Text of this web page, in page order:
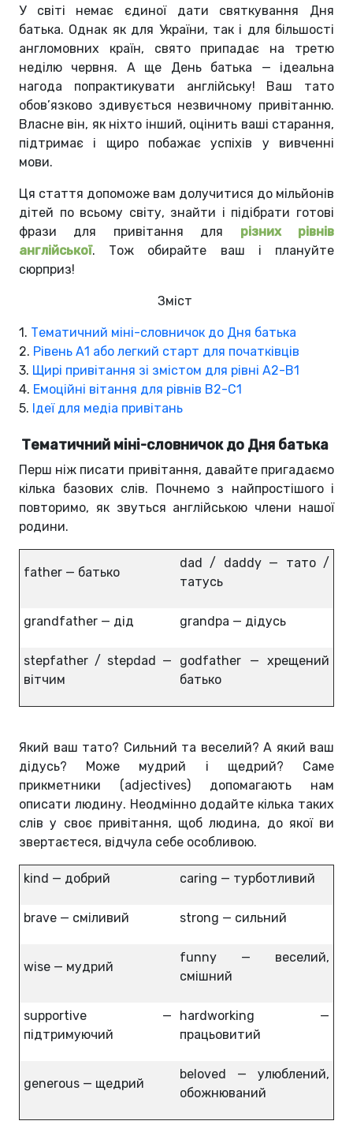
У світі немає єдиної дати святкування Дня
батька. Однак як для України, так і для більшості
англомовних країн, свято припадає на третю
неділю червня. А ще День батька — ідеальна
нагода попрактикувати англійську! Ваш тато
обов’язково здивується незвичному привітанню.
Власне він, як ніхто інший, оцінить ваші старання,
підтримає і щиро побажає успіхів у вивченні
мови.
Ця стаття допоможе вам долучитися до мільйонів
дітей по всьому світу, знайти і підібрати готові
фрази для привітання для різних рівнів
англійської. Тож обирайте ваш і плануйте
сюрприз!
Зміст
1. Тематичний міні-словничок до Дня батька
2. Рівень А1 або легкий старт для початківців
3. Щирі привітання зі змістом для рівні А2-В1
4. Емоційні вітання для рівнів В2-С1
5. Ідеї для медіа привітань
Тематичний міні-словничок до Дня батька
Перш ніж писати привітання, давайте пригадаємо
кілька базових слів. Почнемо з найпростішого і
повторимо, як звуться англійською члени нашої
родини.
father — батько
dad / daddy — тато /
татусь
grandfather — дід grandpa — дідусь
stepfather / stepdad —
вітчим
godfather — хрещений
батько
Який ваш тато? Сильний та веселий? А який ваш
дідусь? Може мудрий і щедрий? Саме
прикметники (adjectives) допомагають нам
описати людину. Неодмінно додайте кілька таких
слів у своє привітання, щоб людина, до якої ви
звертаєтеся, відчула себе особливою.
kind — добрий caring — турботливий
brave — сміливий strong — сильний
wise — мудрий
funny — веселий,
смішний
supportive —
підтримуючий
hardworking —
працьовитий
generous — щедрий
beloved — улюблений,
обожнюваний